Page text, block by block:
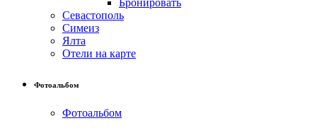
Бронировать
Севастополь
Симеиз
Ялта
Отели на карте
Фотоальбом
Фотоальбом